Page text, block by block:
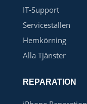
IT-Support
Serviceställen
Hemkörning
Alla Tjänster
REPARATION